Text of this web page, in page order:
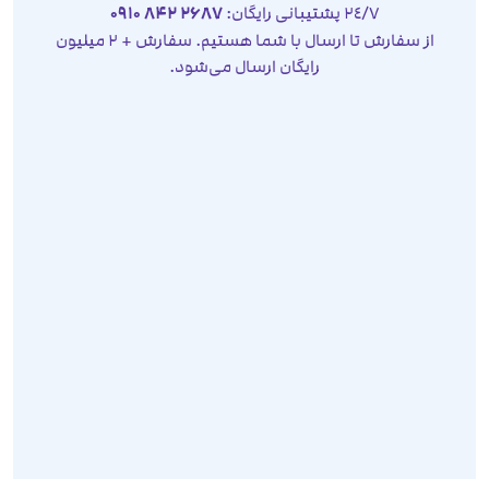
٢٤/٧ پشتیبانی رایگان: 2687 842 0910
از سفارش تا ارسال با شما هستیم. سفارش + 2 میلیون
رایگان ارسال می‌شود.